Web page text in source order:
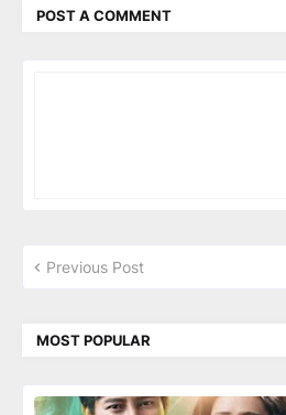
POST A COMMENT
Previous Post
MOST POPULAR